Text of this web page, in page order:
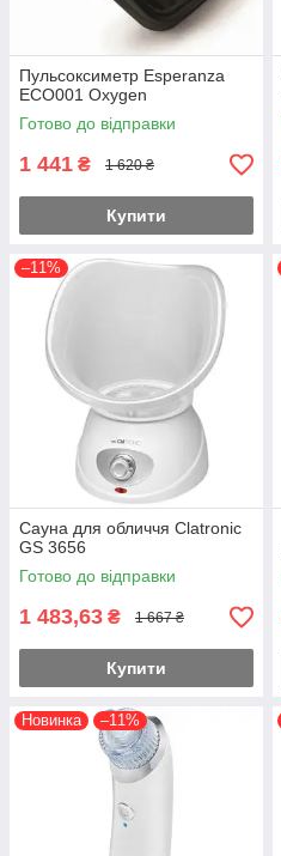
Пульсоксиметр Esperanza
ECO001 Oxygen
Готово до відправки
1 441 ₴ 1 620 ₴
Купити
–11%
Сауна для обличчя Clatronic
GS 3656
Готово до відправки
1 483,63 ₴ 1 667 ₴
Купити
Новинка –11%